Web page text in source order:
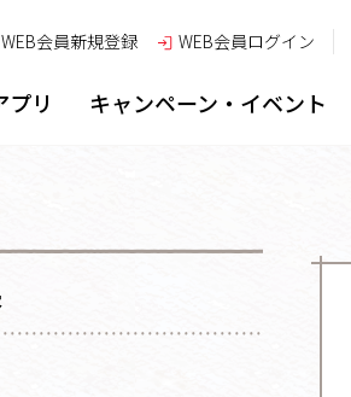
WEB会員新規登録 WEB会員ログイン
プリ キャンペーン・イベント